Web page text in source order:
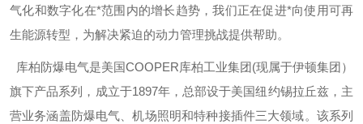
气化和数字化在*范围内的增长趋势，我们正在促进*向使用可再
生能源转型，为解决紧迫的动力管理挑战提供帮助。
库柏防爆电气是美国COOPER库柏工业集团(现属于伊顿集团）
旗下产品系列，成立于1897年，总部设于美国纽约锡拉丘兹，主
营业务涵盖防爆电气、机场照明和特种接插件三大领域。该系列